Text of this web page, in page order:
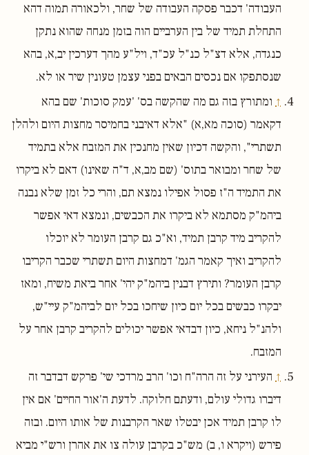
העבודה' דכבר פסקה העבודה של שחר, ולכאורה תמוה דהא
התחלת תמיד של בין הערביים הוה בזמן מנחה שהוא נתקן
כנגדה, אלא דצ"ל כנ"ל עכ"ד, ויל"ע מהך דערכין יב,א, בהא
שנסתפקו אם נכסים הבאים בפני עצמן טעונין שיר או לא.
↑ ומתורץ בזה גם מה שהקשה בס' 'עמק סוכות' שם בהא
דקאמר (סוכה מא,א) "אלא דאיבני בחמיסר מחצות היום ולהלן
תשתרי", והקשה דכיון שאין מחנכין את המזבח אלא בתמיד
של שחר ומבואר בתוס' (שם מב,א, ד"ה שאינו) דאם לא ביקרו
את התמיד ה"ז פסול אפילו נמצא תם, והרי כל זמן שלא נבנה
ביהמ"ק מסתמא לא ביקרו את הכבשים, ונמצא דאי אפשר
להקריב מיד קרבן תמיד, וא"כ גם קרבן העומר לא יוכלו
להקריב ואיך קאמר הגמ' דמחצות היום תשתרי שכבר הקריבו
קרבן העומר? ותירץ דבנין ביהמ"ק יהי' אחר ביאת משיח, ומאז
יבקרו כבשים בכל יום כיון שיחכו בכל יום לביהמ"ק עיי"ש,
ולהנ"ל ניחא, כיון דבדאי אפשר יכולים להקריב קרבן אחר על
המזבח.
↑ העירני על זה הרה"ח וכו' הרב מרדכי שי' פרקש דבדבר זה
דיברו גדולי עולם, ודעתם חלוקה. לדעת ה'אור החיים' אם אין
לו קרבן תמיד אכן יבטלו שאר הקרבנות של אותו היום. ובזה
פירש (ויקרא ו, ב) מש"כ בקרבן עולה צו את אהרן ורש"י מביא